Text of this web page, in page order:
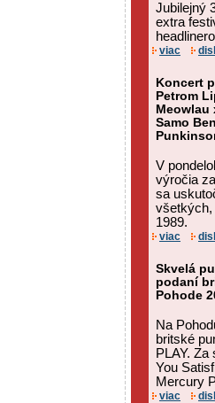
Jubilejný
extra
viac
Koncert
Petrom
Meowlau
Samo
V
výročia
sa
všetkých,
1989.
viac
Skvelá
podaní
Pohode
Na
britské
PLAY. Za
You
Mercury
viac